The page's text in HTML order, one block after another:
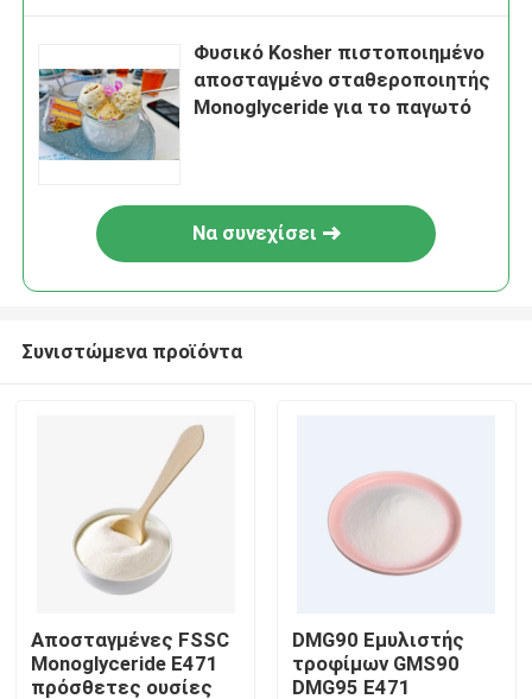
Φυσικό Kosher πιστοποιημένο
αποσταγμένο σταθεροποιητής
Monoglyceride για το παγωτό
Να συνεχίσει
Συνιστώμενα προϊόντα
Αποσταγμένες FSSC
Monoglyceride E471
πρόσθετες ουσίες
DMG90 Εμυλιστής
τροφίμων GMS90
DMG95 E471